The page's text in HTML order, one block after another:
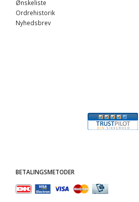
Ønskeliste
Ordrehistorik
Nyhedsbrev
BETALINGSMETODER